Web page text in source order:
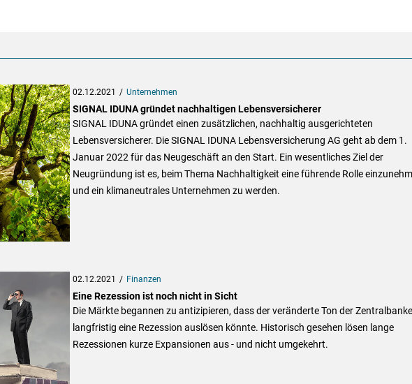
02.12.2021 Unternehmen
SIGNAL IDUNA gründet nachhaltigen Lebensversicherer
SIGNAL IDUNA gründet einen zusätzlichen, nachhaltig ausgerichteten
Lebensversicherer. Die SIGNAL IDUNA Lebensversicherung AG geht ab dem 1.
Januar 2022 für das Neugeschäft an den Start. Ein wesentliches Ziel der
Neugründung ist es, beim Thema Nachhaltigkeit eine führende Rolle
und ein klimaneutrales Unternehmen zu werden.
02.12.2021 Finanzen
Eine Rezession ist noch nicht in Sicht
Die Märkte begannen zu antizipieren, dass der veränderte Ton der
langfristig eine Rezession auslösen könnte. Historisch gesehen lösen lange
Rezessionen kurze Expansionen aus - und nicht umgekehrt.